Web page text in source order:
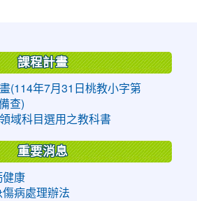
課程計畫
(114年7月31日桃教小字第
查)
域科目選用之教科書
重要消息
健康
傷病處理辦法